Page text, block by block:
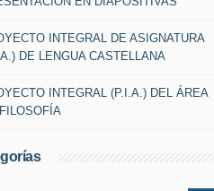
INTEGRAL DE ASIGNATURA
DE LENGUA CASTELLANA
INTEGRAL (P.I.A.) DEL ÁREA